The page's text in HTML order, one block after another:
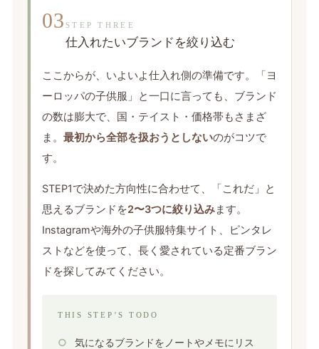
03 STEP THREE
仕入れたいブランドを絞り込む
ここからが、いよいよ仕入れ側の準備です。「ヨ
ーロッパの子供服」と一口に言っても、ブランド
の数は膨大で、国・テイスト・価格帯もさまざ
ま。 最初から全部を扱おうとしないのがコツで
す。
STEP1で決めた方向性に合わせて、「これだ」と
思えるブランドを2〜3つに絞り込みます。
Instagramや海外の子供服特集サイト、ピンタレ
ストなどを使って、長く愛されている定番ブラン
ドを探してみてください。
THIS STEP’S TODO
気になるブランドをノートやメモにリス